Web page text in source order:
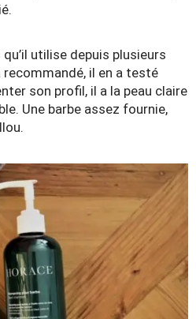
utilise depuis plusieurs
recommandé, il en a testé
son profil, il a la peau claire
Une barbe assez fournie,